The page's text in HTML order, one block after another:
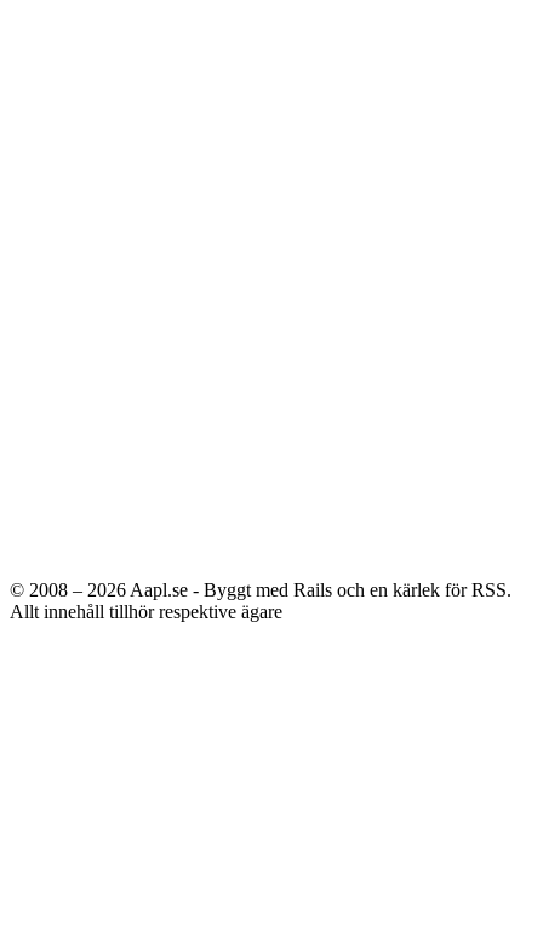
© 2008 – 2026 Aapl.se - Byggt med Rails och en kärlek för RSS.
Allt innehåll tillhör respektive ägare